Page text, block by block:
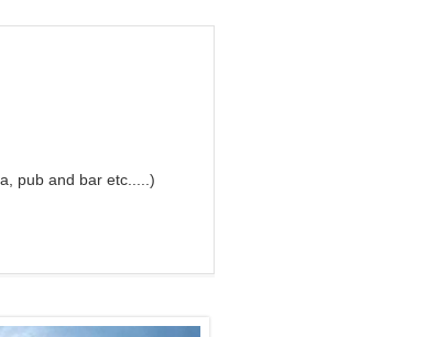
pub and bar etc.....)